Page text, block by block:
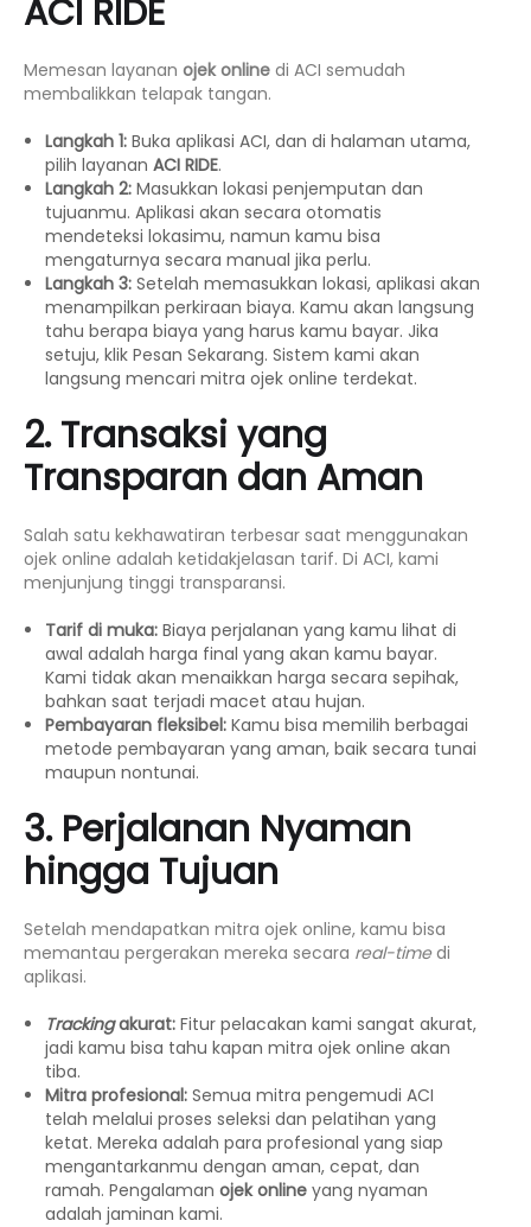
ACI RIDE
Memesan layanan ojek online di ACI semudah
membalikkan telapak tangan.
Langkah 1: Buka aplikasi ACI, dan di halaman utama,
pilih layanan ACI RIDE.
Langkah 2: Masukkan lokasi penjemputan dan
tujuanmu. Aplikasi akan secara otomatis
mendeteksi lokasimu, namun kamu bisa
mengaturnya secara manual jika perlu.
Langkah 3: Setelah memasukkan lokasi, aplikasi akan
menampilkan perkiraan biaya. Kamu akan langsung
tahu berapa biaya yang harus kamu bayar. Jika
setuju, klik Pesan Sekarang. Sistem kami akan
langsung mencari mitra ojek online terdekat.
2. Transaksi yang
Transparan dan Aman
Salah satu kekhawatiran terbesar saat menggunakan
ojek online adalah ketidakjelasan tarif. Di ACI, kami
menjunjung tinggi transparansi.
Tarif di muka: Biaya perjalanan yang kamu lihat di
awal adalah harga final yang akan kamu bayar.
Kami tidak akan menaikkan harga secara sepihak,
bahkan saat terjadi macet atau hujan.
Pembayaran fleksibel: Kamu bisa memilih berbagai
metode pembayaran yang aman, baik secara tunai
maupun nontunai.
3. Perjalanan Nyaman
hingga Tujuan
Setelah mendapatkan mitra ojek online, kamu bisa
memantau pergerakan mereka secara real-timedi
aplikasi.
Trackingakurat: Fitur pelacakan kami sangat akurat,
jadi kamu bisa tahu kapan mitra ojek online akan
tiba.
Mitra profesional: Semua mitra pengemudi ACI
telah melalui proses seleksi dan pelatihan yang
ketat. Mereka adalah para profesional yang siap
mengantarkanmu dengan aman, cepat, dan
ramah. Pengalaman ojek online yang nyaman
adalah jaminan kami.